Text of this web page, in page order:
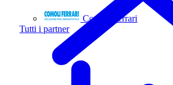
Comoli Ferrari
Tutti i partner